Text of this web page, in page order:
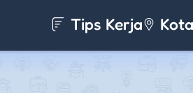
Tips Kerja